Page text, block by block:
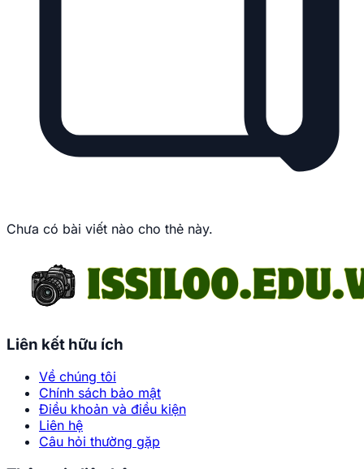
Chưa có bài viết nào cho thẻ này.
Liên kết hữu ích
Về chúng tôi
Chính sách bảo mật
Điều khoản và điều kiện
Liên hệ
Câu hỏi thường gặp